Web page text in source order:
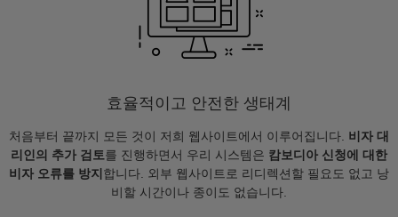
효율적이고 안전한 생태계
처음부터 끝까지 모든 것이 저희 웹사이트에서 이루어집니다. 비자 대
리인의 추가 검토를 진행하면서 우리 시스템은 캄보디아 신청에 대한
비자 오류를 방지 합니다. 외부 웹사이트로 리디렉션할 필요도 없고 낭
비할 시간이나 종이도 없습니다.